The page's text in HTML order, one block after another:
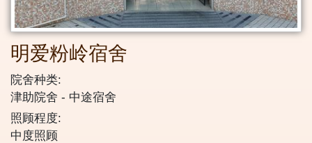
明爱粉岭宿舍
院舍种类:
津助院舍
中途宿舍
照顾程度:
中度照顾